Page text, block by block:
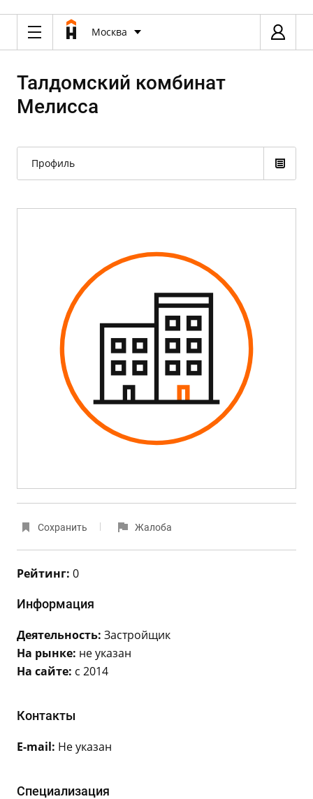
Москва
Талдомский комбинат
Мелисса
Профиль
Сохранить Жалоба
Рейтинг: 0
Информация
Деятельность: Застройщик
На рынке: не указан
На сайте: с 2014
Контакты
E-mail: Не указан
Специализация